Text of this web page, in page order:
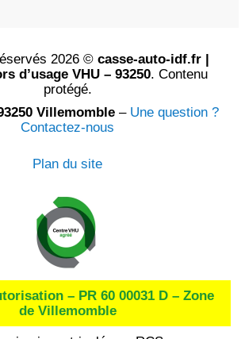
2026 © casse-auto-idf.fr |
d’usage VHU – 93250. Contenu
protégé.
Villemomble– Une question ?
Contactez-nous
Plan du site
– PR 60 00031 D – Zone
de Villemomble